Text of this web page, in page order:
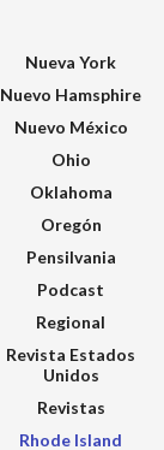
Nueva York
Nuevo Hamsphire
Nuevo México
Ohio
Oklahoma
Oregón
Pensilvania
Podcast
Regional
Revista Estados
Unidos
Revistas
Rhode Island